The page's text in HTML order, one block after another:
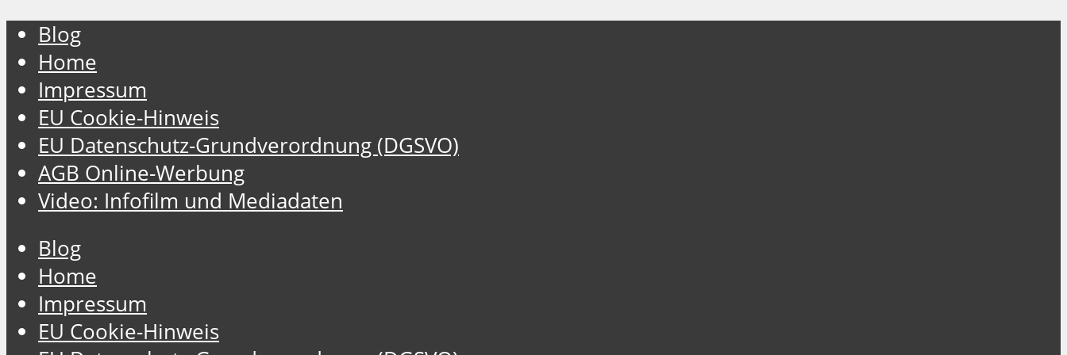
Blog
Home
Impressum
EU Cookie-Hinweis
EU Datenschutz-Grundverordnung (DGSVO)
AGB Online-Werbung
Video: Infofilm und Mediadaten
Blog
Home
Impressum
EU Cookie-Hinweis